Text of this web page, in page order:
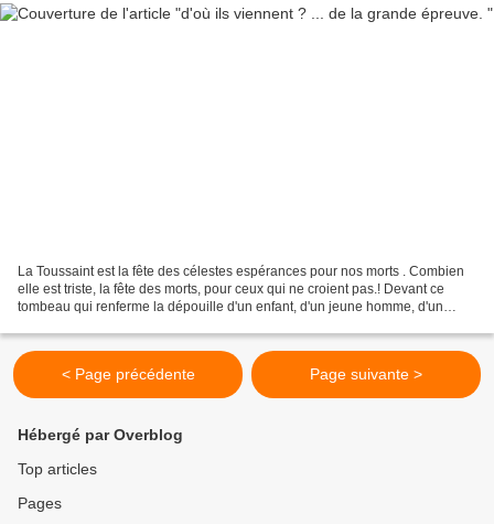
La Toussaint est la fête des célestes espérances pour nos morts . Combien
elle est triste, la fête des morts, pour ceux qui ne croient pas.! Devant ce
tombeau qui renferme la dépouille d'un enfant, d'un jeune homme, d'un
< Page précédente Page suivante >
Hébergé par Overblog
Top articles
Pages